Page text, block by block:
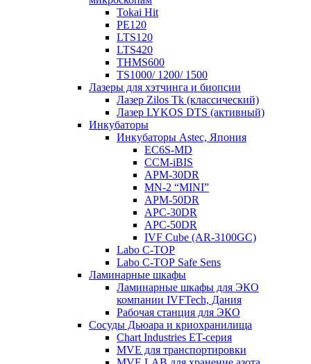
Tokai Hit
PE120
LTS120
LTS420
THMS600
TS1000/ 1200/ 1500
Лазеры для хэтчинга и биопсии
Лазер Zilos Tk (классический)
Лазер LYKOS DTS (активный)
Инкубаторы
Инкубаторы Astec, Япония
EC6S-MD
CCM-iBIS
APM-30DR
MN-2 “MINI”
APM-50DR
APC-30DR
APC-50DR
IVF Cube (AR-3100GC)
Labo С-ТОР
Labo С-ТОР Safe Sens
Ламинарные шкафы
Ламинарные шкафы для ЭКО
компании IVFTech, Дания
Рабочая станция для ЭКО
Сосуды Дьюара и криохранилища
Chart Industries ET-серия
MVE для транспортировки